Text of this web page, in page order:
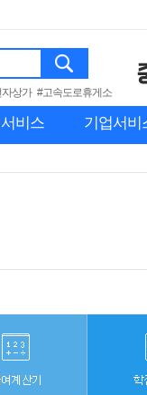
상가 #고속도로휴게소
비스 기업서비